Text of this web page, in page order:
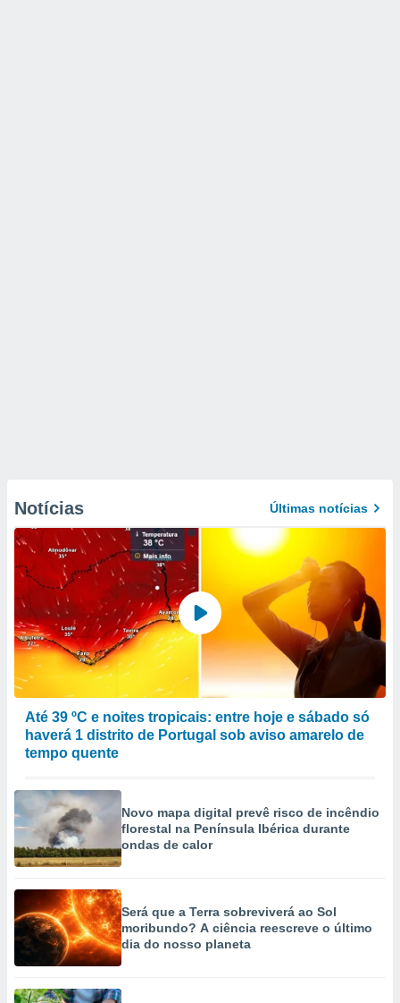
Notícias Últimas notícias
Até 39 ºC e noites tropicais: entre hoje e sábado só
haverá 1 distrito de Portugal sob aviso amarelo de
tempo quente
Novo mapa digital prevê risco de incêndio
florestal na Península Ibérica durante
ondas de calor
Será que a Terra sobreviverá ao Sol
moribundo? A ciência reescreve o último
dia do nosso planeta